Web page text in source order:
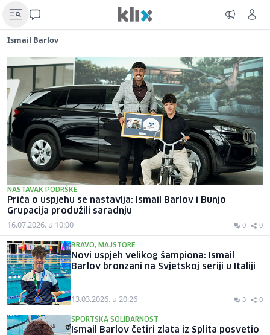
Ismail Barlov
NASTAVAK PODRŠKE
Priča o uspjehu se nastavlja: Ismail Barlov i Bunjo
Grupacija produžili saradnju
16.07.2026. u 10:00 0 0
BRAVO, MAJSTORE
Novi uspjeh velikog šampiona: Ismail
Barlov bronzani na Svjetskoj seriji u Italiji
13.03.2026. u 20:26 3 0
SPORTSKA SOLIDARNOST
Ismail Barlov četiri zlata iz Splita posvetio